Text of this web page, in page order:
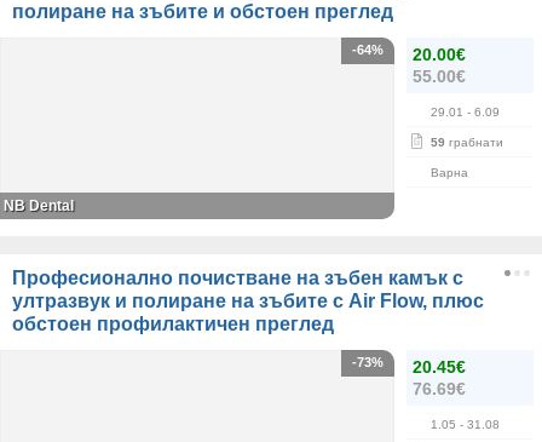
полиране на зъбите и обстоен преглед
20.00€
55.00€
29.01 - 6.09
59 грабнати
Варна
-64%
NB Dental
Професионално почистване на зъбен камък с
ултразвук и полиране на зъбите с Air Flow, плюс
обстоен профилактичен преглед
20.45€
76.69€
1.05 - 31.08
-73%